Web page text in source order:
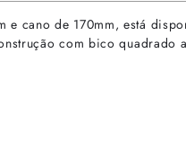
cano de 170mm, está
com bico